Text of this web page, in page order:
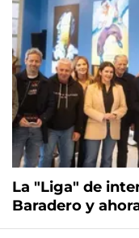
La "Liga" de
Baradero y